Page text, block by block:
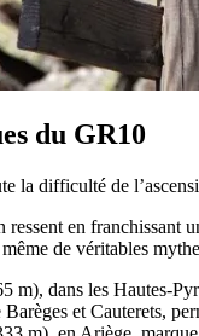
du GR10
la difficulté de
ressent en franchissant
de véritables
m), dans les Hautes-
Barèges et Cauterets,